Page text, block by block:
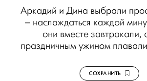
Аркадий и Дина выбрали
– наслаждаться каждой
они вместе завтракали,
праздничным ужином
СОХРАНИТЬ